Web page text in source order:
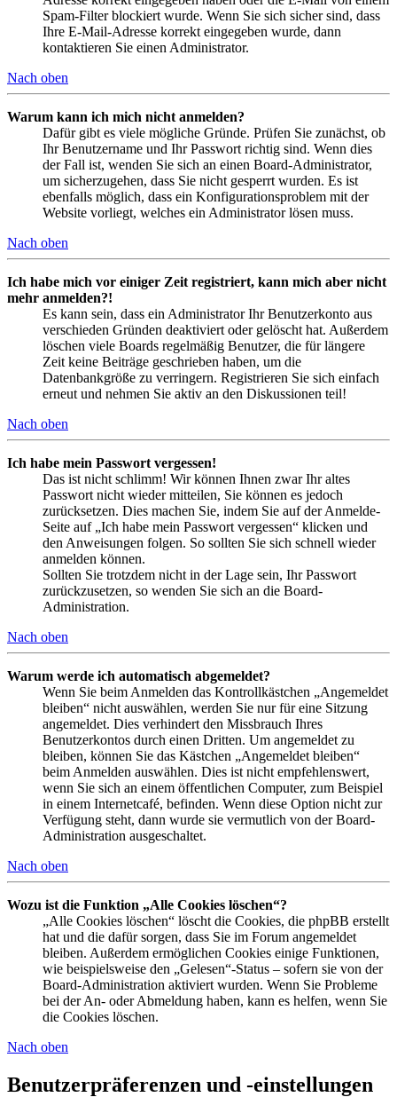
Spam-Filter blockiert wurde. Wenn Sie sich sicher sind, dass
Ihre E-Mail-Adresse korrekt eingegeben wurde, dann
kontaktieren Sie einen Administrator.
Nach oben
Warum kann ich mich nicht anmelden?
Dafür gibt es viele mögliche Gründe. Prüfen Sie zunächst, ob
Ihr Benutzername und Ihr Passwort richtig sind. Wenn dies
der Fall ist, wenden Sie sich an einen Board-Administrator,
um sicherzugehen, dass Sie nicht gesperrt wurden. Es ist
ebenfalls möglich, dass ein Konfigurationsproblem mit der
Website vorliegt, welches ein Administrator lösen muss.
Nach oben
Ich habe mich vor einiger Zeit registriert, kann mich aber nicht
mehr anmelden?!
Es kann sein, dass ein Administrator Ihr Benutzerkonto aus
verschieden Gründen deaktiviert oder gelöscht hat. Außerdem
löschen viele Boards regelmäßig Benutzer, die für längere
Zeit keine Beiträge geschrieben haben, um die
Datenbankgröße zu verringern. Registrieren Sie sich einfach
erneut und nehmen Sie aktiv an den Diskussionen teil!
Nach oben
Ich habe mein Passwort vergessen!
Das ist nicht schlimm! Wir können Ihnen zwar Ihr altes
Passwort nicht wieder mitteilen, Sie können es jedoch
zurücksetzen. Dies machen Sie, indem Sie auf der Anmelde-
Seite auf „Ich habe mein Passwort vergessen“ klicken und
den Anweisungen folgen. So sollten Sie sich schnell wieder
anmelden können.
Sollten Sie trotzdem nicht in der Lage sein, Ihr Passwort
zurückzusetzen, so wenden Sie sich an die Board-
Administration.
Nach oben
Warum werde ich automatisch abgemeldet?
Wenn Sie beim Anmelden das Kontrollkästchen „Angemeldet
bleiben“ nicht auswählen, werden Sie nur für eine Sitzung
angemeldet. Dies verhindert den Missbrauch Ihres
Benutzerkontos durch einen Dritten. Um angemeldet zu
bleiben, können Sie das Kästchen „Angemeldet bleiben“
beim Anmelden auswählen. Dies ist nicht empfehlenswert,
wenn Sie sich an einem öffentlichen Computer, zum Beispiel
in einem Internetcafé, befinden. Wenn diese Option nicht zur
Verfügung steht, dann wurde sie vermutlich von der Board-
Administration ausgeschaltet.
Nach oben
Wozu ist die Funktion „Alle Cookies löschen“?
„Alle Cookies löschen“ löscht die Cookies, die phpBB erstellt
hat und die dafür sorgen, dass Sie im Forum angemeldet
bleiben. Außerdem ermöglichen Cookies einige Funktionen,
wie beispielsweise den „Gelesen“-Status – sofern sie von der
Board-Administration aktiviert wurden. Wenn Sie Probleme
bei der An- oder Abmeldung haben, kann es helfen, wenn Sie
die Cookies löschen.
Nach oben
Benutzerpräferenzen und -einstellungen